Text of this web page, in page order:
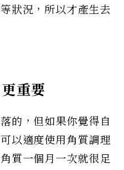
狀況，所以才產生去
重要
的，但如果你覺得自
以適度使用角質調理
質一個月一次就很足